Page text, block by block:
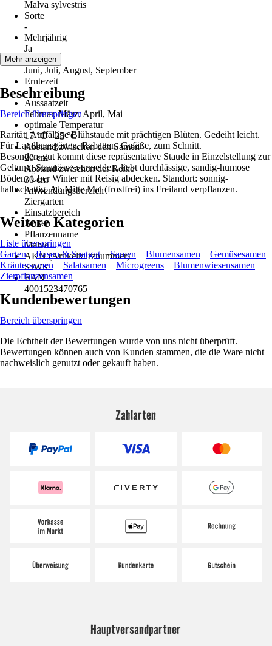
Malva sylvestris
Sorte
-
Mehrjährig
Ja
Blütezeit
Juni, Juli, August, September
Erntezeit
-
Aussaatzeit
Februar, März, April, Mai
optimale Temperatur
15 °C - 25 °C
Abstand zwischen den Samen
20 cm
Abstand zwischen der Reihe
30 cm
Anwendungsbereich
Ziergarten
Einsatzbereich
Außen
Pflanzenname
Malve
AKN (Artikelkurznummer)
SJWS
EAN
4001523470765
Mehr anzeigen
Beschreibung
Bereich überspringen
Rarität. Auffällige Blühstaude mit prächtigen Blüten. Gedeiht leicht.
Für Landhausgärten, Rabatten, Gefäße, zum Schnitt.
Besonders gut kommt diese repräsentative Staude in Einzelstellung zur
Geltung. Staunässe vermeiden, liebt durchlässige, sandig-humose
Böden. Über Winter mit Reisig abdecken. Standort: sonnig-
halbschattig. Ab Mitte Mai (frostfrei) ins Freiland verpflanzen.
Weitere Kategorien
Liste überspringen
Garten
Rasen & Saatgut Samen Blumensamen
Gemüsesamen
Kräutersamen
Salatsamen Microgreens
Blumenwiesensamen
Zierpflanzensamen
Kundenbewertungen
Bereich überspringen
Die Echtheit der Bewertungen wurde von uns nicht überprüft.
Bewertungen können auch von Kunden stammen, die die Ware nicht
nachweislich genutzt oder gekauft haben.
Zahlarten
Hauptversandpartner